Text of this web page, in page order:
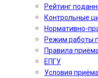
Рейтинг
Контрольные
Нормативно-
Режим работы
Правила
ЕПГУ
Условия приёма